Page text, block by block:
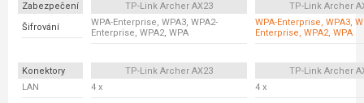
Zabezpečení TP-Link Archer AX23
TP-Link Archer
Šifrování
WPA-Enterprise, WPA3, WPA2-
Enterprise, WPA2, WPA
WPA-Enterprise, WPA3,
Enterprise, WPA2, WPA
Konektory TP-Link Archer AX23
TP-Link Archer
LAN
4 x 4 x